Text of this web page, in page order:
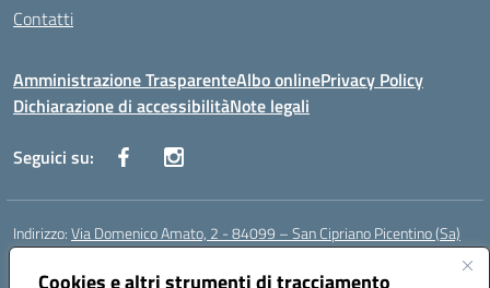
Cookies e altri strumenti di tracciamento
Contatti
Amministrazione TrasparenteAlbo onlinePrivacy Policy
Dichiarazione di accessibilitàNote legali
Seguici su:
Indirizzo:Via Domenico Amato, 2 - 84099 – San Cipriano Picentino (Sa)
Centralino:
Posta elettronica certificata (PEC):saic87700c@pec.istruzione.it